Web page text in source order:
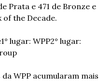
Prata e 471 de Bronze e
the Decade.
1° lugar: WPP2° lugar:
WPP acumularam mais